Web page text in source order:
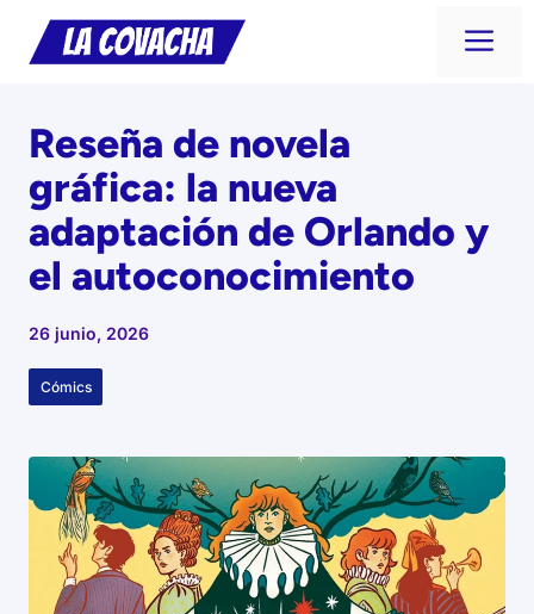
Saltar
Reseña de novela
gráfica: la nueva
adaptación de Orlando y
el autoconocimiento
26 junio, 2026
Cómics